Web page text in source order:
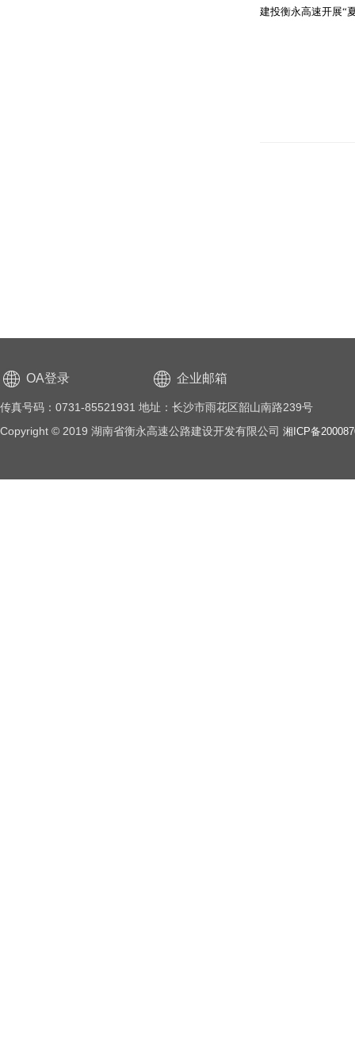
OA登录 企业邮箱
传真号码：0731-85521931 地址：长沙市雨花区韶山南路239号
Copyright © 2019 湖南省衡永高速公路建设开发有限公司 湘ICP备